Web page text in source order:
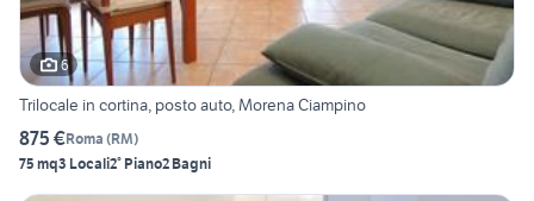
6
Trilocale in cortina, posto auto, Morena Ciampino
875 €Roma (RM)
75 mq3 Locali2° Piano2 Bagni